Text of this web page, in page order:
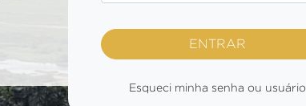
ENTRAR
Esqueci minha senha ou usuário